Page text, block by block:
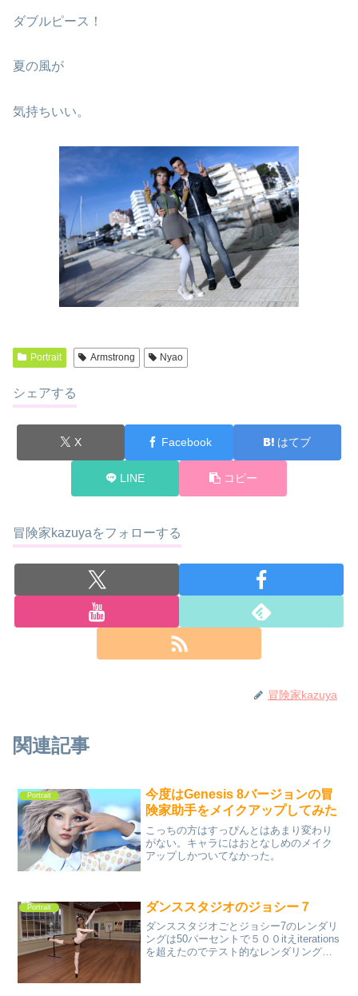
ダブルピース！
夏の風が
気持ちいい。
Portrait Armstrong Nyao
シェアする
X Facebook はてブ
LINE コピー
冒険家kazuyaをフォローする
冒険家kazuya
関連記事
Portrait
今度はGenesis 8バージョンの冒
険家助手をメイクアップしてみた
こっちの方はすっぴんとはあまり変わり
がない。キャラにはおとなしめのメイク
アップしかついてなかった。
Portrait ダンススタジオのジョシー７
ダンススタジオごとジョシー7のレンダリ
ングは50パーセントで５００itえiterations
を超えたのでテスト的なレンダリングな